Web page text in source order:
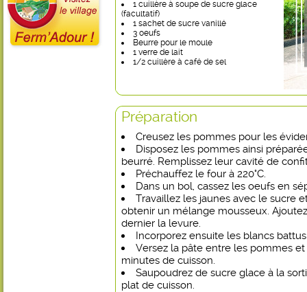
1 cuillère à soupe de sucre glace
(facultatif)
1 sachet de sucre vanillé
3 oeufs
Beurre pour le moule
1 verre de lait
1/2 cuillère à café de sel
Préparation
Creusez les pommes pour les
Disposez les pommes ainsi
beurré. Remplissez leur cavité de
Préchauffez le four à 220°C.
Dans un bol, cassez les oeufs en
Travaillez les jaunes avec le sucre
obtenir un mélange mousseux.
dernier la levure.
Incorporez ensuite les blancs
Versez la pâte entre les pommes
minutes de cuisson.
Saupoudrez de sucre glace à la
plat de cuisson.